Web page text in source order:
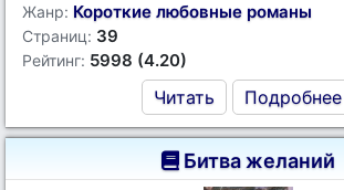
Жанр: Короткие любовные романы
Страниц: 39
Рейтинг: 5998 (4.20)
Читать Подробнее
Битва желаний